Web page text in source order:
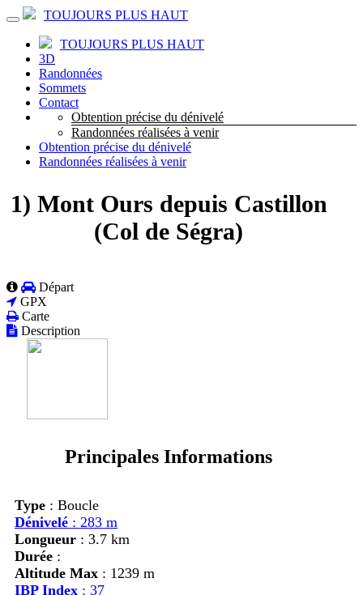
TOUJOURS PLUS HAUT
TOUJOURS PLUS HAUT
3D
Randonnées
Sommets
Contact
Obtention précise du dénivelé
Randonnées réalisées à venir
Obtention précise du dénivelé
Randonnées réalisées à venir
1) Mont Ours depuis Castillon
(Col de Ségra)
Départ
GPX
Carte
Description
Principales Informations
Type : Boucle
Dénivelé : 283 m
Longueur : 3.7 km
Durée :
Altitude Max : 1239 m
IBP Index : 37